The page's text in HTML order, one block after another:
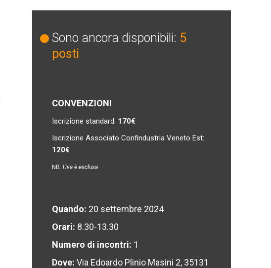
Sono ancora disponibili: 5
posti
CONVENZIONI
Iscrizione standard: 170€
Iscrizione Associato Confindustria Veneto Est:
120€
NB:l'iva è esclusa
Quando: 20 settembre 2024
Orari: 8.30-13.30
Numero di incontri: 1
Dove:Via Edoardo Plinio Masini 2, 35131